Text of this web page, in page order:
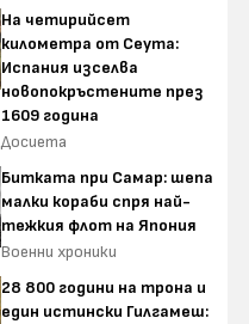
На четирийсет
километра от Сеута:
Испания изселва
новопокръстените през
1609 година
Досиета
Битката при Самар: шепа
малки кораби спря най-
тежкия флот на Япония
Военни хроники
28 800 години на трона и
един истински Гилгамеш: